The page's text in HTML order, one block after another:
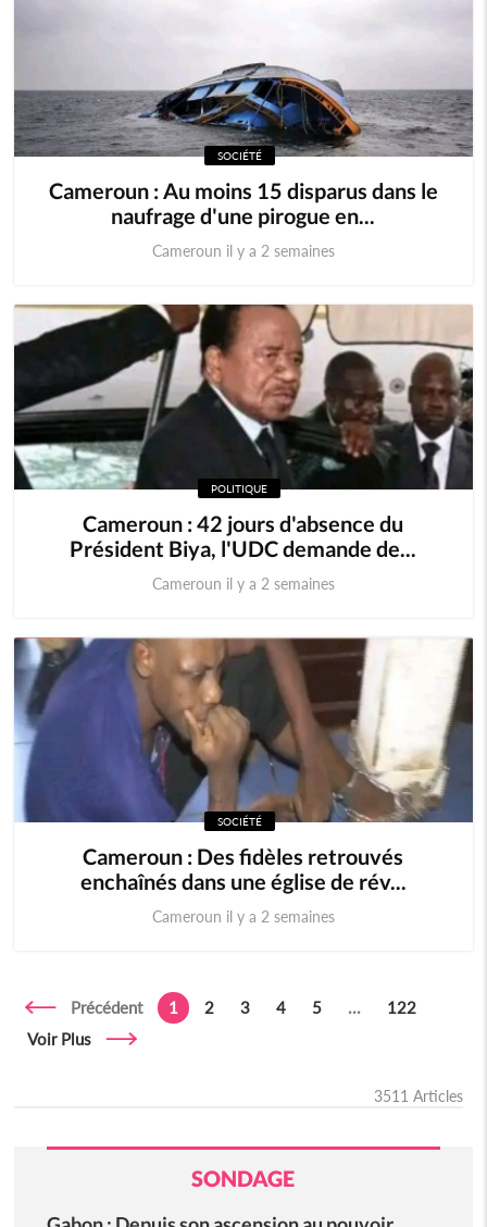
SOCIÉTÉ
Cameroun : Au moins 15 disparus dans le
naufrage d'une pirogue en...
Cameroun il y a 2 semaines
POLITIQUE
Cameroun : 42 jours d'absence du
Président Biya, l'UDC demande de...
Cameroun il y a 2 semaines
SOCIÉTÉ
Cameroun : Des fidèles retrouvés
enchaînés dans une église de rév...
Cameroun il y a 2 semaines
Précédent 1 2 3 4 5 ...
122
Voir Plus
3511 Articles
SONDAGE